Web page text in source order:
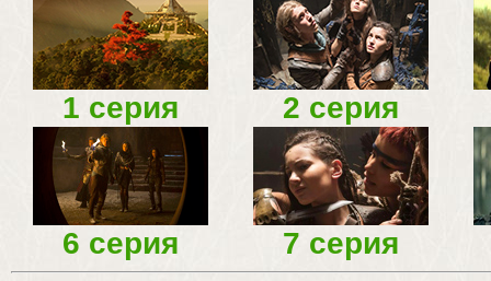
1 серия 2 серия
6 серия 7 серия